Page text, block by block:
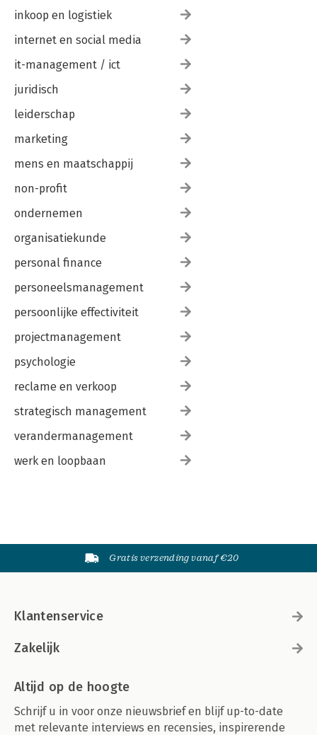
inkoop en logistiek
internet en social media
it-management / ict
juridisch
leiderschap
marketing
mens en maatschappij
non-profit
ondernemen
organisatiekunde
personal finance
personeelsmanagement
persoonlijke effectiviteit
projectmanagement
psychologie
reclame en verkoop
strategisch management
verandermanagement
werk en loopbaan
Gratis verzending vanaf €20
Klantenservice
Zakelijk
Altijd op de hoogte
Schrijf u in voor onze nieuwsbrief en blijf up-to-date
met relevante interviews en recensies, inspirerende